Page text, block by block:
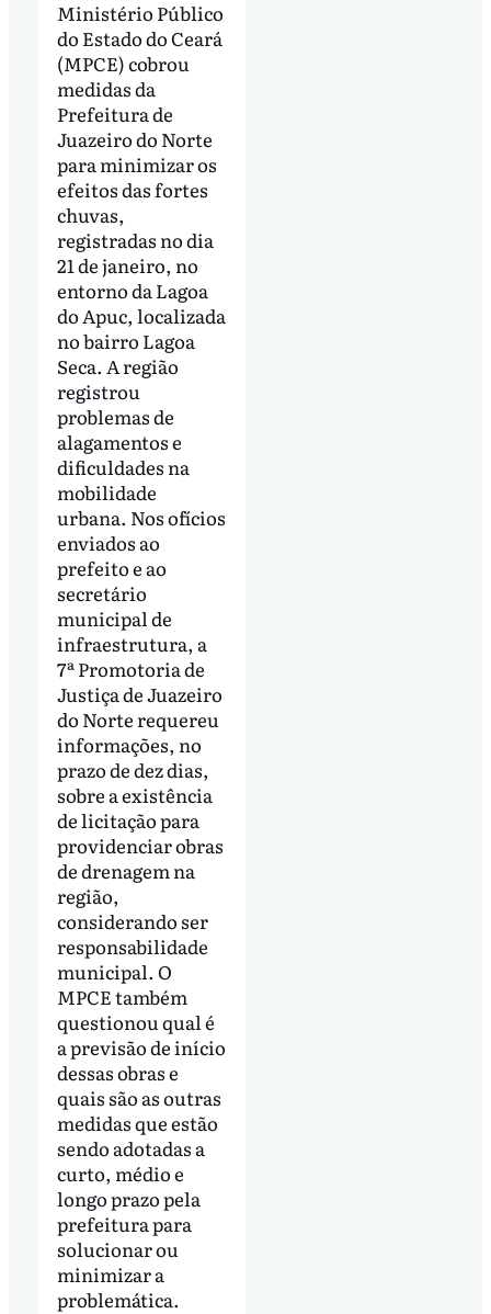
Ministério Público
do Estado do Ceará
(MPCE) cobrou
medidas da
Prefeitura de
Juazeiro do Norte
para minimizar os
efeitos das fortes
chuvas,
registradas no dia
21 de janeiro, no
entorno da Lagoa
do Apuc, localizada
no bairro Lagoa
Seca. A região
registrou
problemas de
alagamentos e
dificuldades na
mobilidade
urbana. Nos ofícios
enviados ao
prefeito e ao
secretário
municipal de
infraestrutura, a
7ª Promotoria de
Justiça de Juazeiro
do Norte requereu
informações, no
prazo de dez dias,
sobre a existência
de licitação para
providenciar obras
de drenagem na
região,
considerando ser
responsabilidade
municipal. O
MPCE também
questionou qual é
a previsão de início
dessas obras e
quais são as outras
medidas que estão
sendo adotadas a
curto, médio e
longo prazo pela
prefeitura para
solucionar ou
minimizar a
problemática.